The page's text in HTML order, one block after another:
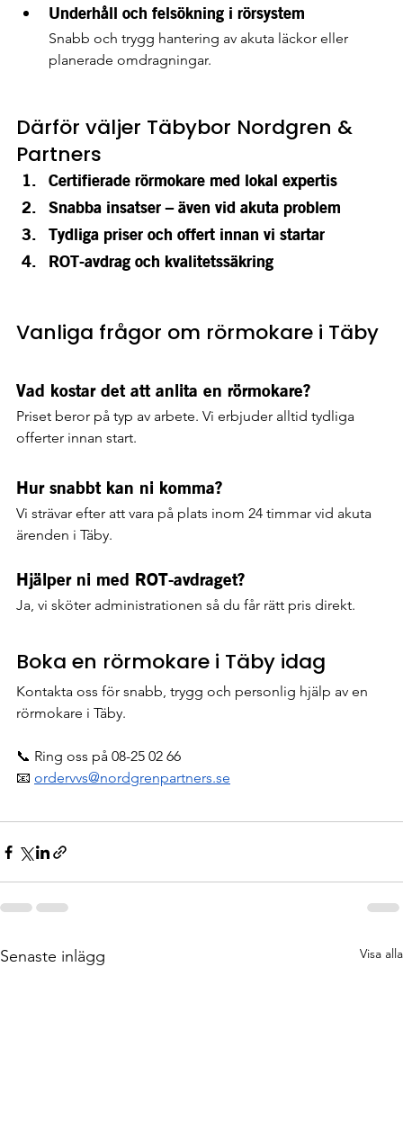
Underhåll och felsökning i rörsystem
Snabb och trygg hantering av akuta läckor eller
planerade omdragningar.
Därför väljer Täbybor Nordgren &
Partners
Certifierade rörmokare med lokal expertis
Snabba insatser – även vid akuta problem
Tydliga priser och offert innan vi startar
ROT-avdrag och kvalitetssäkring
Vanliga frågor om rörmokare i Täby
Vad kostar det att anlita en rörmokare?
Priset beror på typ av arbete. Vi erbjuder alltid tydliga
offerter innan start.
Hur snabbt kan ni komma?
Vi strävar efter att vara på plats inom 24 timmar vid akuta
ärenden i Täby.
Hjälper ni med ROT-avdraget?
Ja, vi sköter administrationen så du får rätt pris direkt.
Boka en rörmokare i Täby idag
Kontakta oss för snabb, trygg och personlig hjälp av en
rörmokare i Täby.
📞 Ring oss på 08-25 02 66
📧 ordervvs@nordgrenpartners.se
Senaste inlägg Visa alla